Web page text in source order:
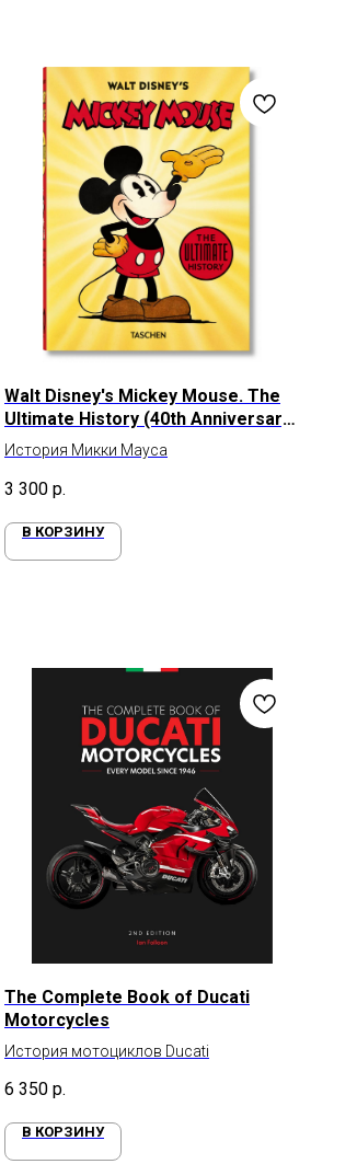
Walt Disney's Mickey Mouse. The
Ultimate History (40th Anniversary
Edition)
История Микки Мауса
3 300 р.
В КОРЗИНУ
The Complete Book of Ducati
Motorcycles
История мотоциклов Ducati
6 350 р.
В КОРЗИНУ